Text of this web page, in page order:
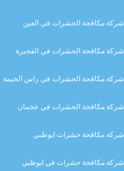
شركة مكافحة الحشرات في العين
شركة مكافحة الحشرات في الفجيرة
شركة مكافحة الحشرات في راس الخيمة
شركة مكافحة الحشرات في عجمان
شركة مكافحة حشرات ابوظبي
شركة مكافحة حشرات في ابوظبي